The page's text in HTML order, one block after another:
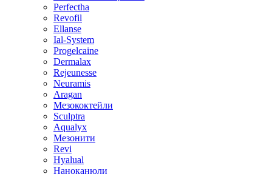
Perfectha
Revofil
Ellanse
Ial-System
Progelcaine
Dermalax
Rejeunesse
Neuramis
Aragan
Мезококтейли
Sculptra
Aqualyx
Мезонити
Revi
Hyalual
Наноканюли